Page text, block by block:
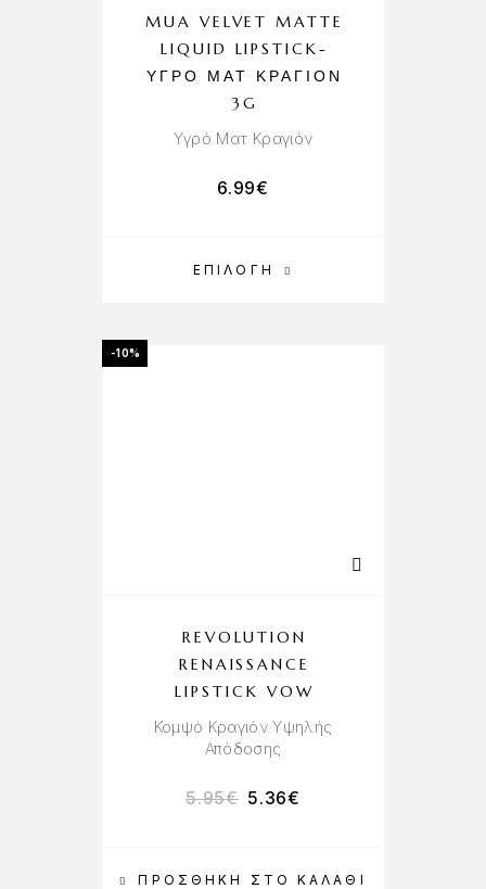
ΕΠΙΛΟΓΉ
MUA VELVET MATTE
LIQUID LIPSTICK-
ΥΓΡΌ ΜΑΤ ΚΡΑΓΙΌΝ
3G
Υγρό Ματ Κραγιόν
6.99€
-10%
ΠΡΟΣΘΉΚΗ ΣΤΟ ΚΑΛΆΘΙ
REVOLUTION
RENAISSANCE
LIPSTICK VOW
Κομψό Κραγιόν Υψηλής
Απόδοσης
5.95€ 5.36€